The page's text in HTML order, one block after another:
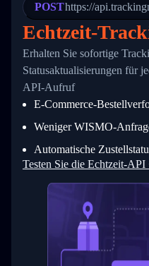
23
24
25
27
28
29
31
32
33
34
          },
          {
          }
      }
    ]
  }
}
POSThttps://
Echtzeit-
Erhalten Sie sofortige
Statusaktualisierungen für
API-Aufruf
E-Commerce-
Weniger WISMO-
Automatische
Testen Sie die Echtzeit-API